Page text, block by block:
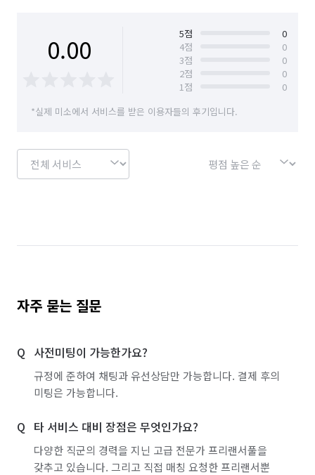
서울 강남구
서울 관악구 서울 금천구
인천 남구
인천 남동구 인천 동구 인천 부평구
인천 서구 인천 연수구
인천 중구 경기 부천시 소사구
0.00 5점
0
4점
0
3점
0
2점
0
1점
0
*실제 미소에서 서비스를 받은 이용자들의 후기입니다.
자주 묻는 질문
사전미팅이 가능한가요?
규정에 준하여 채팅과 유선상담만 가능합니다. 결제 후의
미팅은 가능합니다.
타 서비스 대비 장점은 무엇인가요?
다양한 직군의 경력을 지닌 고급 전문가 프리랜서풀을
갖추고 있습니다. 그리고 직접 매칭 요청한 프리랜서뿐